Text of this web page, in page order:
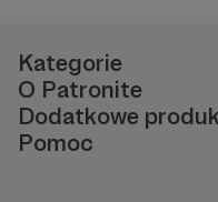
Kategorie
O Patronite
Dodatkowe
Pomoc